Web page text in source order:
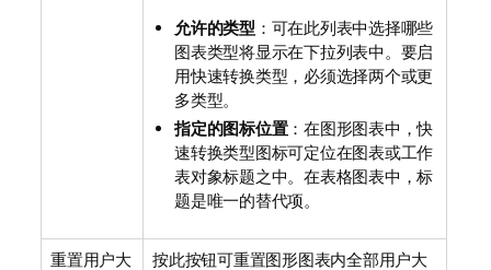
允许的类型 ：可在此列表中选择哪些
图表类型将显示在下拉列表中。要启
用快速转换类型，必须选择两个或更
多类型。
指定的图标位置：在图形图表中，快
速转换类型图标可定位在图表或工作
表对象标题之中。在表格图表中，标
题是唯一的替代项。
重置用户大
按此按钮可重置图形图表内全部用户大